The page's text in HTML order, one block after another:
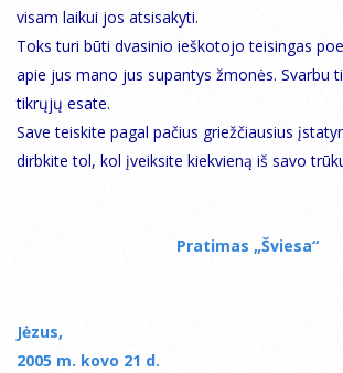
visam laikui jos atsisakyti.
Toks turi būti dvasinio ieškotojo teisingas
apie jus mano jus supantys žmonės. Svarbu
tikrųjų esate.
Save teiskite pagal pačius griežčiausius
dirbkite tol, kol įveiksite kiekvieną iš savo
Pratimas „Šviesa“
Jėzus,
2005 m. kovo 21 d.